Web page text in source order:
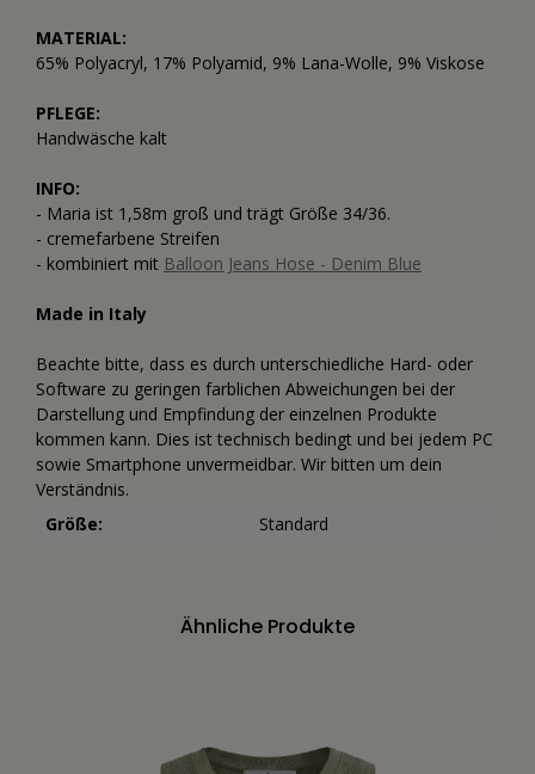
MATERIAL:
65% Polyacryl, 17% Polyamid, 9% Lana-Wolle, 9% Viskose
PFLEGE:
Handwäsche kalt
INFO:
- Maria ist 1,58m groß und trägt Größe 34/36.
- cremefarbene Streifen
- kombiniert mit Balloon Jeans Hose - Denim Blue
Made in Italy
Beachte bitte, dass es durch unterschiedliche Hard- oder
Software zu geringen farblichen Abweichungen bei der
Darstellung und Empfindung der einzelnen Produkte
kommen kann. Dies ist technisch bedingt und bei jedem PC
sowie Smartphone unvermeidbar. Wir bitten um dein
Verständnis.
Größe:
Standard
Ähnliche Produkte